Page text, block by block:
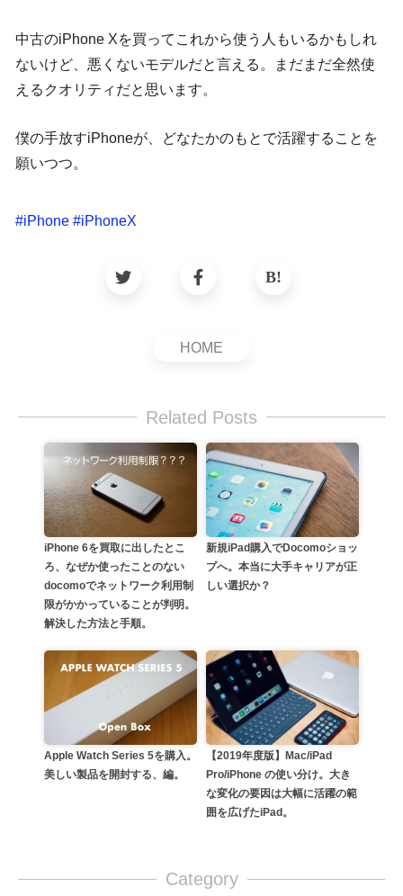
中古のiPhone Xを買ってこれから使う人もいるかもしれ
ないけど、悪くないモデルだと言える。まだまだ全然使
えるクオリティだと思います。
僕の手放すiPhoneが、どなたかのもとで活躍することを
願いつつ。
#iPhone #iPhoneX
HOME
Related Posts
iPhone 6を買取に出したとこ
ろ、なぜか使ったことのない
docomoでネットワーク利用制
限がかかっていることが判明。
解決した方法と手順。
新規iPad購入でDocomoショッ
プへ。本当に大手キャリアが正
しい選択か？
Apple Watch Series 5を購入。
美しい製品を開封する、編。
【2019年度版】Mac/iPad
Pro/iPhone の使い分け。大き
な変化の要因は大幅に活躍の範
囲を広げたiPad。
Category